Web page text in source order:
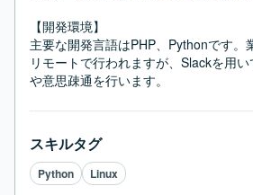
【開発環境】
主要な開発言語はPHP、Pythonです。
リモートで行われますが、Slackを用
や意思疎通を行います。
スキルタグ
Python Linux